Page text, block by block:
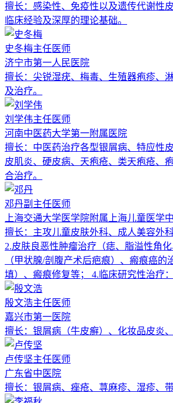
擅长： 感染性、免疫性以及遗传代谢性
临床经验及深厚的理论基础。
史冬梅主任医师
济宁市第一人民医院
擅长： 尖锐湿疣、梅毒、生殖器疱疹、
及治疗。
刘学伟主任医师
河南中医药大学第一附属医院
擅长： 中医药治疗各型银屑病、特应性
皮肌炎、硬皮病、天疱疮、类天疱疮、
合治疗。
邓丹副主任医师
上海交通大学医学院附属上海儿童医学
擅长： 主攻儿童皮肤外科、成人美容外
2.皮肤良恶性肿瘤治疗（痣、脂溢性角
（甲状腺/剖腹产术后疤痕）、瘢痕癌
填）、瘢痕修复等； 4.临床研究性治疗
殷文浩主任医师
嘉兴市第一医院
擅长： 银屑病（牛皮癣）、化妆品皮炎
卢传坚主任医师
广东省中医院
擅长： 银屑病、痤疮、荨麻疹、湿疹、